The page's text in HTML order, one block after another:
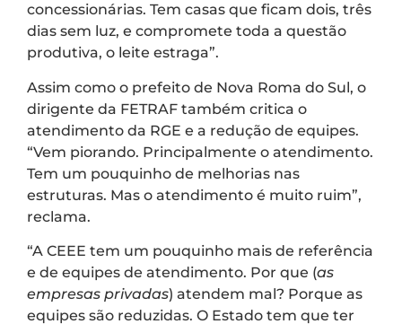
concessionárias. Tem casas que ficam dois, três
dias sem luz, e compromete toda a questão
produtiva, o leite estraga”.
Assim como o prefeito de Nova Roma do Sul, o
dirigente da FETRAF também critica o
atendimento da RGE e a redução de equipes.
“Vem piorando. Principalmente o atendimento.
Tem um pouquinho de melhorias nas
estruturas. Mas o atendimento é muito ruim”,
reclama.
“A CEEE tem um pouquinho mais de referência
e de equipes de atendimento. Por que (as
empresas privadas) atendem mal? Porque as
equipes são reduzidas. O Estado tem que ter